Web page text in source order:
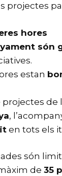
projectes
hores
són
estan
projectes de
,
en tots els
són
de 35